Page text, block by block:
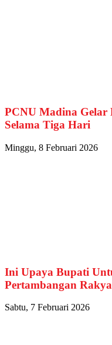
PCNU Madina Gelar
Selama Tiga Hari
Minggu, 8 Februari 2026
Ini Upaya Bupati
Pertambangan
Sabtu, 7 Februari 2026